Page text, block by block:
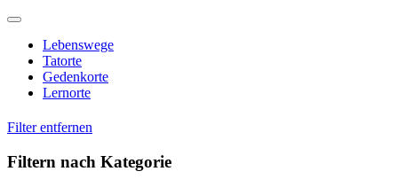
Skip
contentLebenswege
Tatorte
Gedenkorte
Lernorte
Filter entfernen
Filtern nach Kategorie